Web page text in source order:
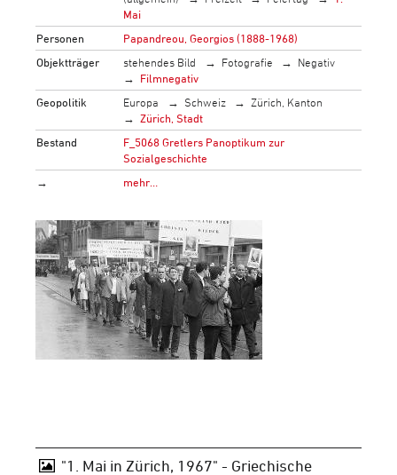
Mai
Personen
Papandreou, Georgios (1888-1968)
Objektträger
stehendes Bild Fotografie
Negativ
Filmnegativ
Geopolitik
Europa Schweiz
Zürich, Kanton
Zürich, Stadt
Bestand
F_5068 Gretlers Panoptikum zur
Sozialgeschichte
→
mehr…
"1. Mai in Zürich, 1967" - Griechische